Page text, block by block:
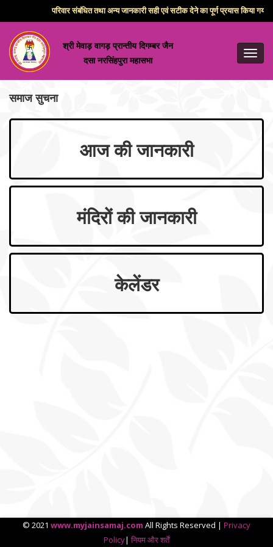
परिवार संबंधित तथा अन्य जानकारी सही एवं सटीक देने का पूर्ण प्रयास किया
श्री मेवाड़ वागड़ प्रान्तीय दिगम्बर जैन
दसा नरसिंहपुरा महासभा
समाज सुचना
आज की जानकारी
मंदिरों की जानकारी
केलेंडर
© 2021 www.myjainsamaj.com All Rights Reserved | Privacy
Policy| नियम और शर्तें